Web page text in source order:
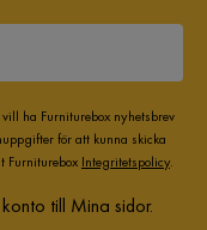
ha Furniturebox nyhetsbrev
för att kunna skicka
Furniturebox Integritetspolicy.
till Mina sidor.